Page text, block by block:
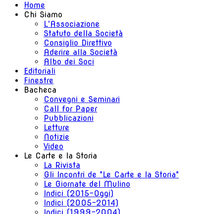
Home
Chi Siamo
L'Associazione
Statuto della Società
Consiglio Direttivo
Aderire alla Società
Albo dei Soci
Editoriali
Finestre
Bacheca
Convegni e Seminari
Call for Paper
Pubblicazioni
Letture
Notizie
Video
Le Carte e la Storia
La Rivista
Gli Incontri de "Le Carte e la Storia"
Le Giornate del Mulino
Indici (2015-Oggi)
Indici (2005-2014)